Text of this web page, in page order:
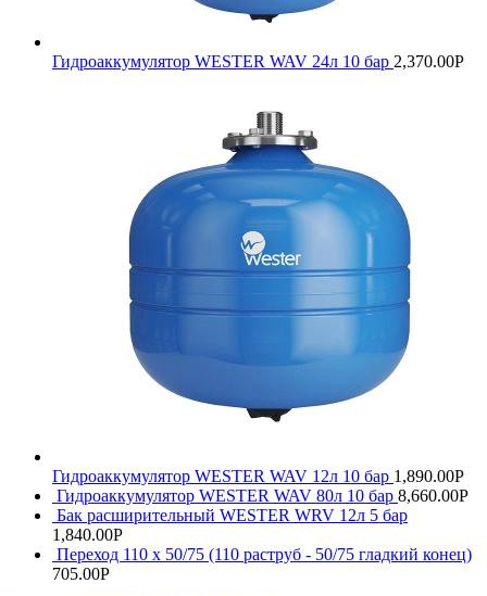
Гидроаккумулятор WESTER WAV 24л 10 бар 2,370.00Р
Гидроаккумулятор WESTER WAV 12л 10 бар 1,890.00Р
Гидроаккумулятор WESTER WAV 80л 10 бар 8,660.00Р
Бак расширительный WESTER WRV 12л 5 бар
1,840.00Р
Переход 110 х 50/75 (110 раструб - 50/75 гладкий конец)
705.00Р